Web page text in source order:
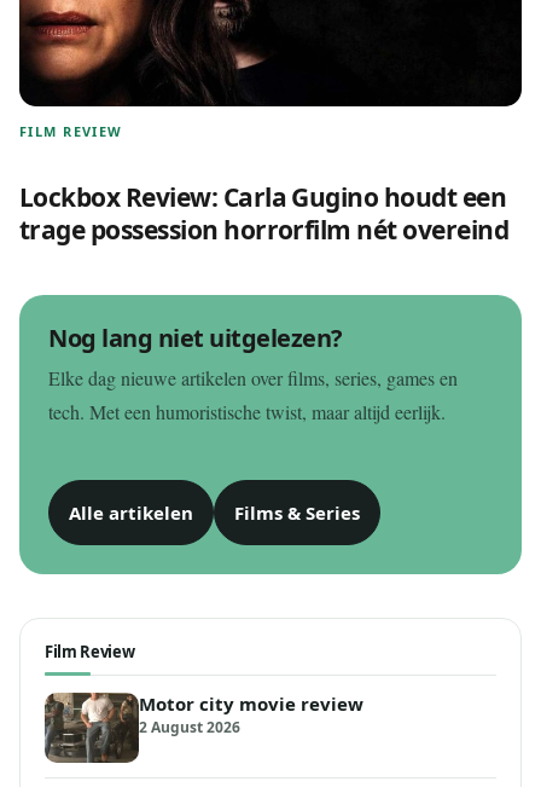
FILM REVIEW
Lockbox Review: Carla Gugino houdt een
trage possession horrorfilm nét overeind
Nog lang niet uitgelezen?
Elke dag nieuwe artikelen over films, series, games en
tech. Met een humoristische twist, maar altijd eerlijk.
Alle artikelen Films & Series
Film Review
Motor city movie review
2 August 2026